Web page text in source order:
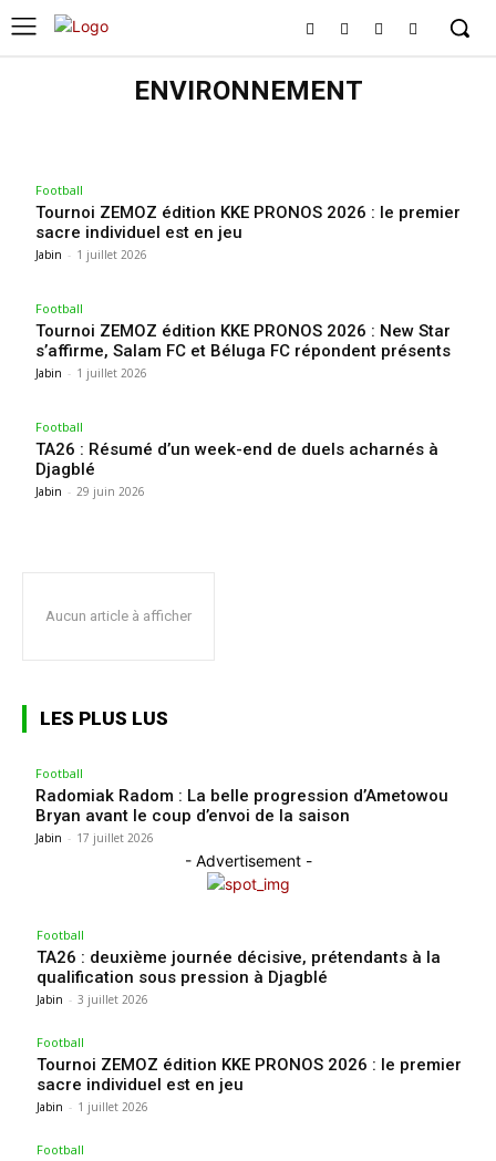
ENVIRONNEMENT
Football
Tournoi ZEMOZ édition KKE PRONOS 2026 : le premier
sacre individuel est en jeu
Jabin - 1 juillet 2026
Football
Tournoi ZEMOZ édition KKE PRONOS 2026 : New Star
s’affirme, Salam FC et Béluga FC répondent présents
Jabin - 1 juillet 2026
Football
TA26 : Résumé d’un week-end de duels acharnés à
Djagblé
Jabin - 29 juin 2026
Aucun article à afficher
LES PLUS LUS
Football
Radomiak Radom : La belle progression d’Ametowou
Bryan avant le coup d’envoi de la saison
Jabin - 17 juillet 2026
- Advertisement -
Football
TA26 : deuxième journée décisive, prétendants à la
qualification sous pression à Djagblé
Jabin - 3 juillet 2026
Football
Tournoi ZEMOZ édition KKE PRONOS 2026 : le premier
sacre individuel est en jeu
Jabin - 1 juillet 2026
Football